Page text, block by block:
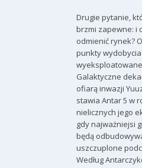
Drugie pytanie,
brzmi zapewne: i
odmienić rynek?
punkty
Galaktyczne
ofiarą inwazji
stawia Antar 5 w
nielicznych jego
gdy najważniejsi
będą
uszczuplone
Według